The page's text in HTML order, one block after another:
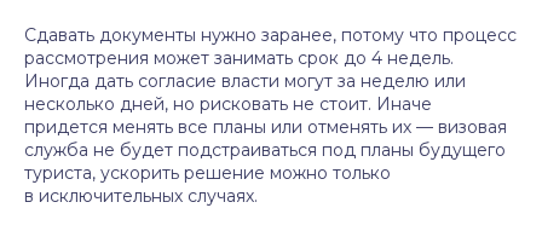
Сдавать документы нужно заранее, потому что процесс
рассмотрения может занимать срок до 4 недель.
Иногда дать согласие власти могут за неделю или
несколько дней, но рисковать не стоит. Иначе
придется менять все планы или отменять их — визовая
служба не будет подстраиваться под планы будущего
туриста, ускорить решение можно только
в исключительных случаях.